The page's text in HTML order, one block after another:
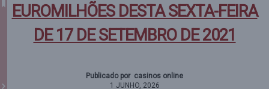
EUROMILHÕES DESTA SEXTA-FEIRA
DE 17 DE SETEMBRO DE 2021
Publicado por casinos online
1 JUNHO, 2026